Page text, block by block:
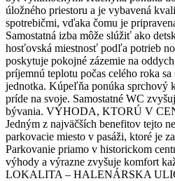
úložného priestoru a je vybavená
spotrebičmi, vďaka čomu je
Samostatná izba môže slúžiť ako
hosťovská miestnosť podľa potrieb
poskytuje pokojné zázemie na
príjemnú teplotu počas celého roka sa
jednotka. Kúpeľňa ponúka sprchový
príde na svoje. Samostatné WC
bývania. VÝHODA, KTORÚ V
Jedným z najväčších benefitov tejto
parkovacie miesto v pasáži, ktoré je
Parkovanie priamo v historickom
výhody a výrazne zvyšuje komfort
LOKALITA – HALENÁRSKA